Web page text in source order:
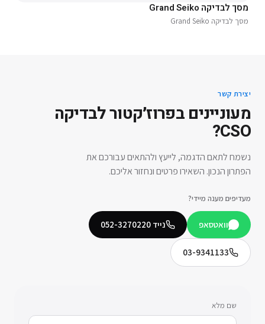
מסך לבדיקה Grand Seiko
מסך לבדיקה Grand Seiko
יצירת קשר
מעוניינים בפרוז׳קטור לבדיקה
CSO
?
נשמח לתאם הדגמה, לייעץ ולהתאים עבורכם את
הפתרון הנכון. השאירו פרטים ונחזור אליכם.
מעדיפים מענה מיידי?
וואטסאפ נייד 052-3270220
03-9341133
שם מלא